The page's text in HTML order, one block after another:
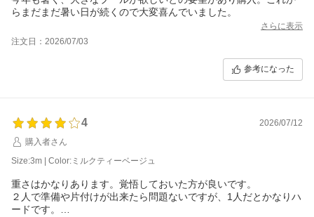
らまだまだ暑い日が続くので大変喜んでいました。
さらに表示
注文日：2026/07/03
参考になった
4
2026/07/12
購入者さん
Size:3m | Color:ミルクティーベージュ
重さはかなりあります。覚悟しておいた方が良いです。
２人で準備や片付けが出来たら問題ないですが、1人だとかなりハ
ードです。